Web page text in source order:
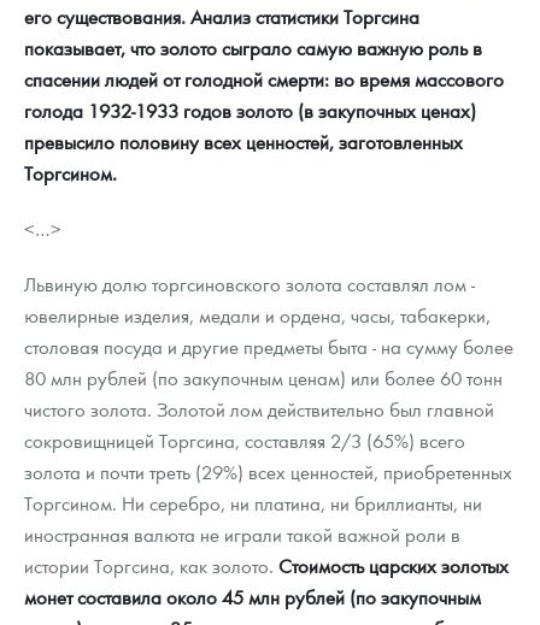
его существования. Анализ статистики Торгсина
показывает, что золото сыграло самую важную роль в
спасении людей от голодной смерти: во время массового
голода 1932-1933 годов золото (в закупочных ценах)
превысило половину всех ценностей, заготовленных
Торгсином.
<…>
Львиную долю торгсиновского золота составлял лом -
ювелирные изделия, медали и ордена, часы, табакерки,
столовая посуда и другие предметы быта - на сумму более
80 млн рублей (по закупочным ценам) или более 60 тонн
чистого золота. Золотой лом действительно был главной
сокровищницей Торгсина, составляя 2/3 (65%) всего
золота и почти треть (29%) всех ценностей, приобретенных
Торгсином. Ни серебро, ни платина, ни бриллианты, ни
иностранная валюта не играли такой важной роли в
истории Торгсина, как золото. Стоимость царских золотых
монет составила около 45 млн рублей (по закупочным